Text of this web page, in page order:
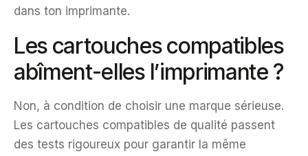
dans ton imprimante.
Les cartouches compatibles
abîment-elles l’imprimante ?
Non, à condition de choisir une marque sérieuse.
Les cartouches compatibles de qualité passent
des tests rigoureux pour garantir la même